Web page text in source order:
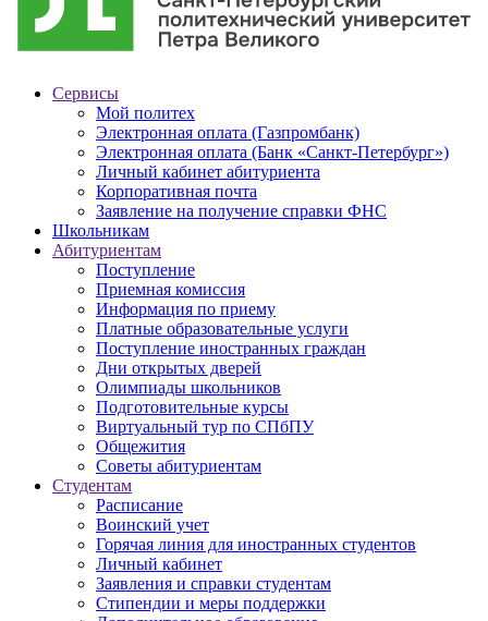
Сервисы
Мой политех
Электронная оплата (Газпромбанк)
Электронная оплата (Банк «Санкт-Петербург»)
Личный кабинет абитуриента
Корпоративная почта
Заявление на получение справки ФНС
Школьникам
Абитуриентам
Поступление
Приемная комиссия
Информация по приему
Платные образовательные услуги
Поступление иностранных граждан
Дни открытых дверей
Олимпиады школьников
Подготовительные курсы
Виртуальный тур по СПбПУ
Общежития
Советы абитуриентам
Студентам
Расписание
Воинский учет
Горячая линия для иностранных студентов
Личный кабинет
Заявления и справки студентам
Стипендии и меры поддержки